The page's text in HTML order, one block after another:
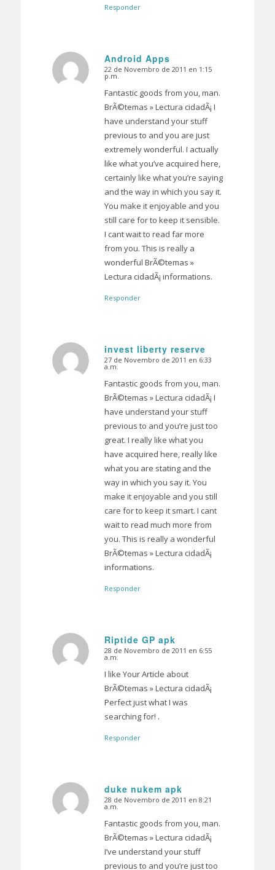
Responder
Android Apps
Dice:
22 de Novembro de 2011 en 1:15
p.m.
Fantastic goods from you, man.
BrÃ©temas » Lectura cidadÃ¡ I
have understand your stuff
previous to and you are just
extremely wonderful. I actually
like what you’ve acquired here,
certainly like what you’re saying
and the way in which you say it.
You make it enjoyable and you
still care for to keep it sensible.
I cant wait to read far more
from you. This is really a
wonderful BrÃ©temas »
Lectura cidadÃ¡ informations.
Responder
invest liberty reserve
Dice:
27 de Novembro de 2011 en 6:33
a.m.
Fantastic goods from you, man.
BrÃ©temas » Lectura cidadÃ¡ I
have understand your stuff
previous to and you’re just too
great. I really like what you
have acquired here, really like
what you are stating and the
way in which you say it. You
make it enjoyable and you still
care for to keep it smart. I cant
wait to read much more from
you. This is really a wonderful
BrÃ©temas » Lectura cidadÃ¡
informations.
Responder
Riptide GP apk
Dice:
28 de Novembro de 2011 en 6:55
a.m.
I like Your Article about
BrÃ©temas » Lectura cidadÃ¡
Perfect just what I was
searching for! .
Responder
duke nukem apk
Dice:
28 de Novembro de 2011 en 8:21
a.m.
Fantastic goods from you, man.
BrÃ©temas » Lectura cidadÃ¡
I’ve understand your stuff
previous to and you’re just too